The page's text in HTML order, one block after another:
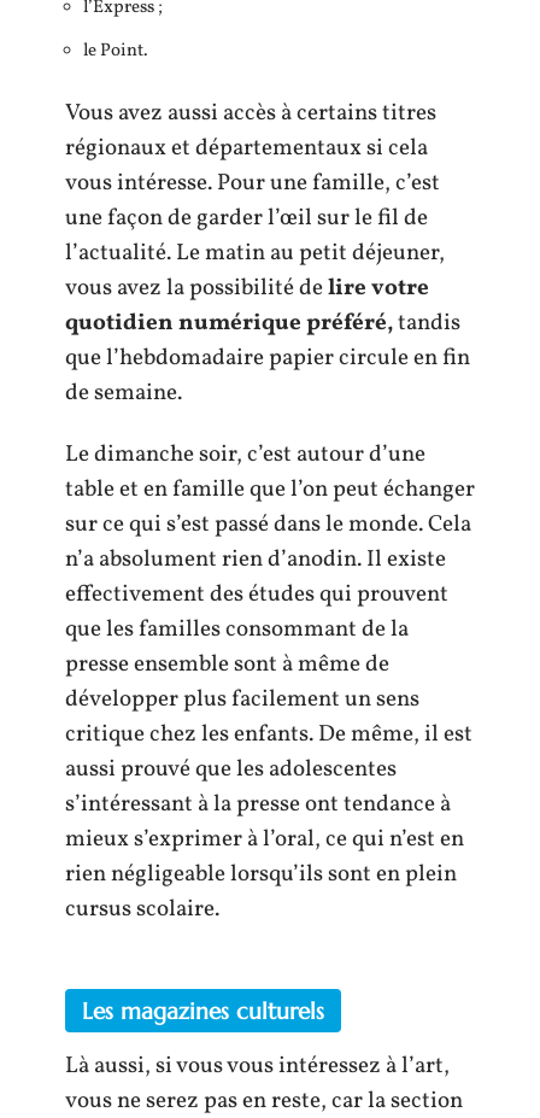
l’Express ;
le Point.
Vous avez aussi accès à certains titres
régionaux et départementaux si cela
vous intéresse. Pour une famille, c’est
une façon de garder l’œil sur le fil de
l’actualité. Le matin au petit déjeuner,
vous avez la possibilité delire votre
quotidien numérique préféré,tandis
que l’hebdomadaire papier circule en fin
de semaine.
Le dimanche soir, c’est autour d’une
table et en famille que l’on peut échanger
sur ce qui s’est passé dans le monde. Cela
n’a absolument rien d’anodin. Il existe
effectivement des études qui prouvent
que les familles consommant de la
presse ensemble sont à même de
développer plus facilement un sens
critique chez les enfants. De même, il est
aussi prouvé que les adolescentes
s’intéressant à la presse ont tendance à
mieux s’exprimer à l’oral, ce qui n’est en
rien négligeable lorsqu’ils sont en plein
cursus scolaire.
Les magazines culturels
Là aussi, si vous vous intéressez à l’art,
vous ne serez pas en reste, car la section